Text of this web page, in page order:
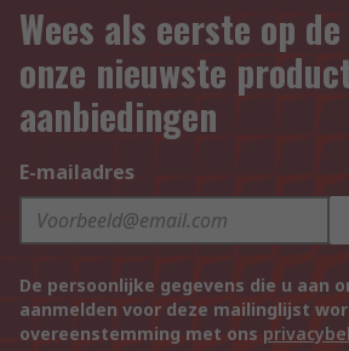
Wees als eerste op
onze nieuwste
aanbiedingen
E-mailadres
De persoonlijke gegevens die u aan
aanmelden voor deze mailinglijst
overeenstemming met ons